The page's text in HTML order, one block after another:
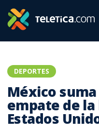
DEPORTES
México
empate de
Estados